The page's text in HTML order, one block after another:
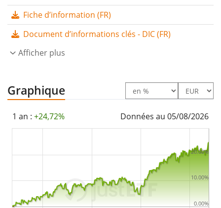
Le Xtrackers World Equity Enhanced Active UCITS ETF
1C a desactifs sous gestion à hauteur de 434 M
d'EUR. L'ETF a étélancé le 14 mai 2025et est
en Irlande
Fiche d’information (FR)
Document d’informations clés - DIC (FR)
Afficher plus
Graphique
1 an : +24,72% Données au 05/08/2026
0.00%
10.00%
20.00%